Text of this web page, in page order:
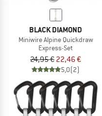
BLACK DIAMOND
Miniwire Alpine Quickdraw
Express-Set
24,95 € 22,46 €
5,0(2)